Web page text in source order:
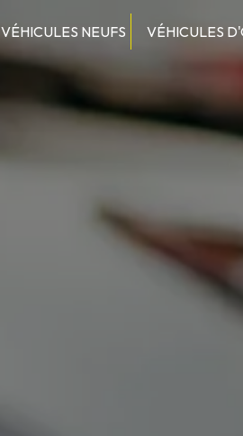
VÉHICULES NEUFS VÉHICULES